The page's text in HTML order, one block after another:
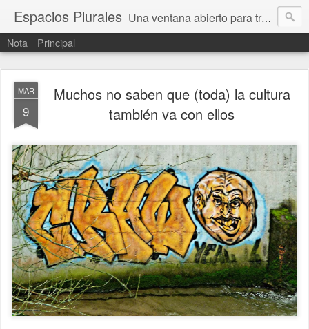
Espacios Plurales Una ventana abierto para tratar problemas que nos afectan a todxs. Temas sociales, educación, cultura, economía, política, derechos, calidad de vida. Estamos gobernados, pero queremos una calidad mayor en la política.
Nota Principal
MAR
9
Muchos no saben que (toda) la cultura
también va con ellos